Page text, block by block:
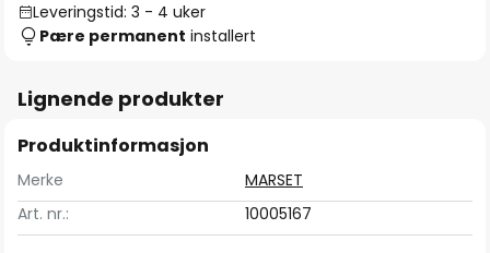
Leveringstid: 3 - 4 uker
Pære permanent installert
Lignende produkter
Produktinformasjon
Merke
MARSET
Art. nr.:
10005167